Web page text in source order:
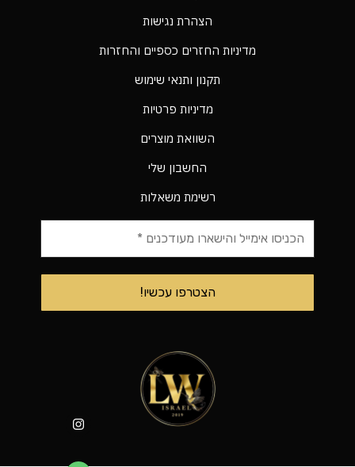
הצהרת נגישות
מדיניות החזרים כספיים והחזרות
תקנון ותנאי שימוש
מדיניות פרטיות
השוואת מוצרים
החשבון שלי
רשימת משאלות